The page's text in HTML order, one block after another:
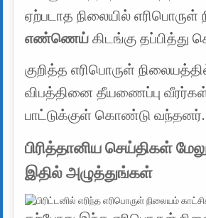
ஏற்படாத நிலையில்
எண்ணெய் கிடங்கு
குறித்த எரிபொருள்
விபத்தினை தீயணைப்பு
பாட்டுக்குள் கொண்டு வந்தனர்.
பிரித்தானிய செய்திகள்
இதில் அழுத்துங்கள்